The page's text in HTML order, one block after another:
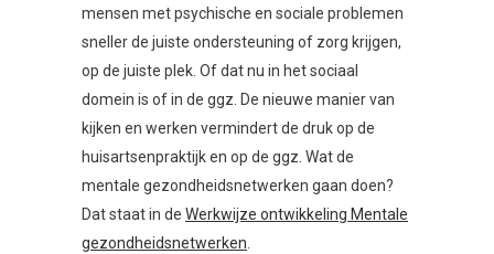
mensen met psychische en sociale problemen
sneller de juiste ondersteuning of zorg krijgen,
op de juiste plek. Of dat nu in het sociaal
domein is of in de ggz. De nieuwe manier van
kijken en werken vermindert de druk op de
huisartsenpraktijk en op de ggz. Wat de
mentale gezondheidsnetwerken gaan doen?
Dat staat in de Werkwijze ontwikkeling Mentale
gezondheidsnetwerken.